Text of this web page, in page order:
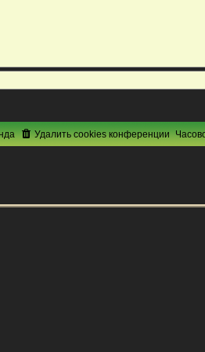
Удалить cookies конференции